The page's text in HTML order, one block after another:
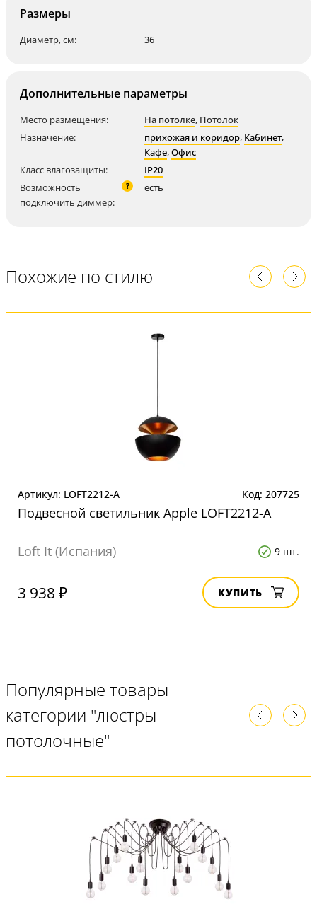
Размеры
Диаметр, см: 36
Дополнительные параметры
Место размещения: На потолке, Потолок
Назначение:
прихожая и коридор, Кабинет,
Кафе,Офис
Класс влагозащиты:
IP20
Возможность
подключить диммер:
? есть
Похожие по стилю
Артикул: LOFT2212-A Код: 207725
Подвесной светильник Apple LOFT2212-A
Loft It (Испания) 9 шт.
3 938 ₽ КУПИТЬ
Популярные товары
категории "люстры
потолочные"